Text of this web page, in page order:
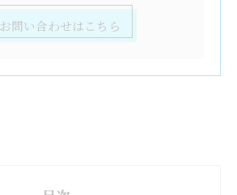
お問い合わせはこちら